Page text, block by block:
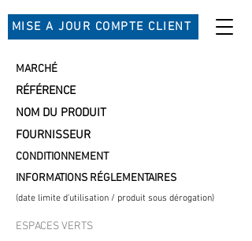
MISE A JOUR COMPTE CLIENT
MARCHÉ
RÉFÉRENCE
NOM DU PRODUIT
FOURNISSEUR
CONDITIONNEMENT
INFORMATIONS RÉGLEMENTAIRES
(date limite d'utilisation / produit sous dérogation)
ESPACES VERTS